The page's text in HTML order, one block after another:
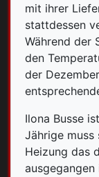
mit ihrer
stattdessen
Während der
den
der
Ilona Busse
Jährige muss
Heizung das